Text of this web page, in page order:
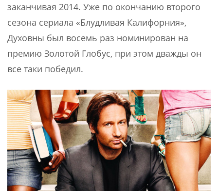
заканчивая 2014. Уже по окончанию второго
сезона сериала «Блудливая Калифорния»,
Духовны был восемь раз номинирован на
премию Золотой Глобус, при этом дважды он
все таки победил.